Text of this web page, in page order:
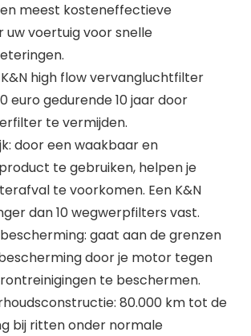
meest kosteneffectieve
uw voertuig voor snelle
high flow vervangluchtfilter
euro gedurende 10 jaar door
te vermijden.
door een waakbaar en
te gebruiken, helpen je
te voorkomen. Een K&N
dan 10 wegwerpfilters vast.
gaat aan de grenzen
door je motor tegen
te beschermen.
80.000 km tot de
bij ritten onder normale